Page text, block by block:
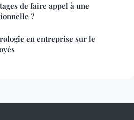
de faire appel à une
?
en entreprise sur le